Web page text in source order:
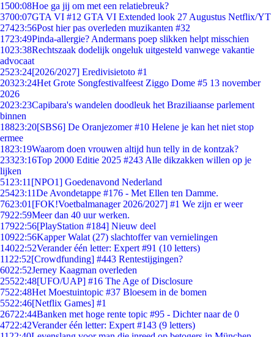
1500:08Hoe ga jij om met een relatiebreuk?
3700:07GTA VI #12 GTA VI Extended look 27 Augustus Netflix/YT
27423:56Post hier pas overleden muzikanten #32
1723:49Pinda-allergie? Andermans poep slikken helpt misschien
1023:38Rechtszaak dodelijk ongeluk uitgesteld vanwege vakantie
advocaat
2523:24[2026/2027] Eredivisietoto #1
20323:24Het Grote Songfestivalfeest Ziggo Dome #5 13 november
2026
2023:23Capibara's wandelen doodleuk het Braziliaanse parlement
binnen
18823:20[SBS6] De Oranjezomer #10 Helene je kan het niet stop
ermee
1823:19Waarom doen vrouwen altijd hun telly in de kontzak?
23323:16Top 2000 Editie 2025 #243 Alle dikzakken willen op je
lijken
51 23:11 [NPO1] Goedenavond Nederland
25423:11De Avondetappe #176 - Met Ellen ten Damme.
7623:01 [FOK!Voetbalmanager 2026/2027] #1 We zijn er weer
7922:59Meer dan 40 uur werken.
17922:56[PlayStation #184] Nieuw deel
10922:56Kapper Walat (27) slachtoffer van vernielingen
14022:52Verander één letter: Expert #91 (10 letters)
11 22:52[Crowdfunding] #443 Rentestijgingen?
6022:52Jerney Kaagman overleden
25522:48[UFO/UAP] #16 The Age of Disclosure
7522:48Het Moestuintopic #37 Bloesem in de bomen
5522:46[Netflix Games] #1
26722:44Banken met hoge rente topic #95 - Dichter naar de 0
4722:42Verander één letter: Expert #143 (9 letters)